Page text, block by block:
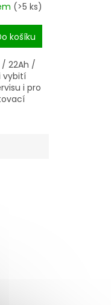
(>5 ks)
košíku
/ 22Ah /
vybití
i pro